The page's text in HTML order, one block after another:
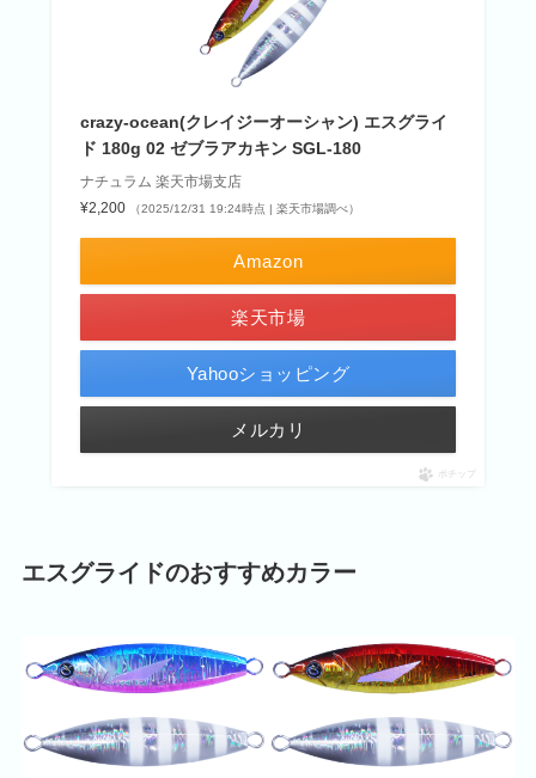
crazy-ocean(クレイジーオーシャン) エスグライ
ド 180g 02 ゼブラアカキン SGL-180
ナチュラム 楽天市場支店
¥2,200
（2025/12/31 19:24時点 | 楽天市場調べ）
Amazon
楽天市場
Yahooショッピング
メルカリ
ポチップ
エスグライドのおすすめカラー